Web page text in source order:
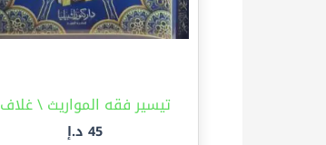
تيسير فقه المواريث \ غلاف
45 د.إ